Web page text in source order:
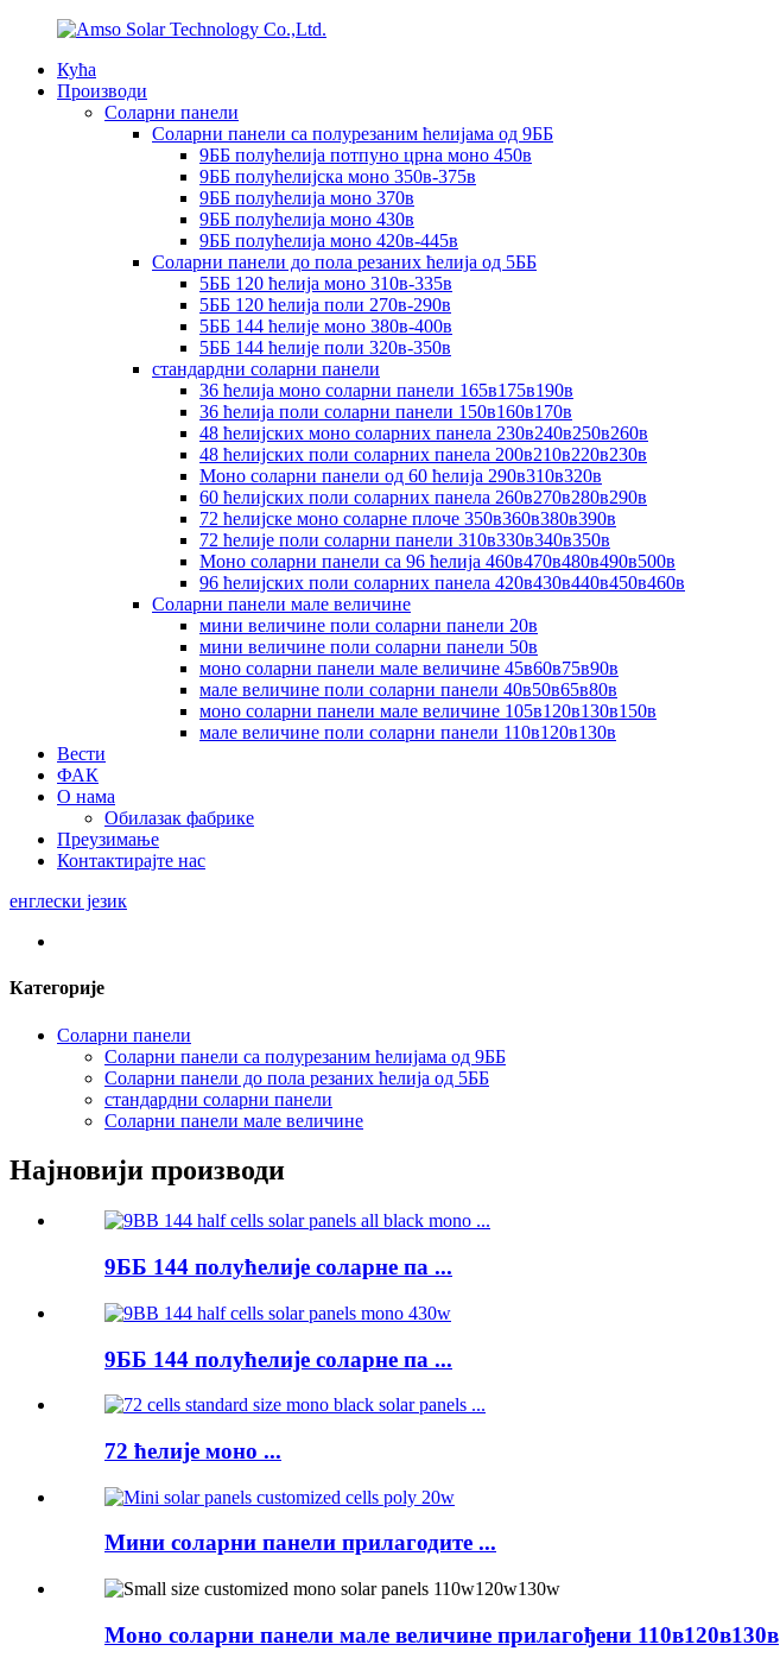
Кућа
Производи
Соларни панели
Соларни панели са полурезаним ћелијама од 9ББ
9ББ полућелија потпуно црна моно 450в
9ББ полућелијска моно 350в-375в
9ББ полућелија моно 370в
9ББ полућелија моно 430в
9ББ полућелија моно 420в-445в
Соларни панели до пола резаних ћелија од 5ББ
5ББ 120 ћелија моно 310в-335в
5ББ 120 ћелија поли 270в-290в
5ББ 144 ћелије моно 380в-400в
5ББ 144 ћелије поли 320в-350в
стандардни соларни панели
36 ћелија моно соларни панели 165в175в190в
36 ћелија поли соларни панели 150в160в170в
48 ћелијских моно соларних панела 230в240в250в260в
48 ћелијских поли соларних панела 200в210в220в230в
Моно соларни панели од 60 ћелија 290в310в320в
60 ћелијских поли соларних панела 260в270в280в290в
72 ћелијске моно соларне плоче 350в360в380в390в
72 ћелије поли соларни панели 310в330в340в350в
Моно соларни панели са 96 ћелија 460в470в480в490в500в
96 ћелијских поли соларних панела 420в430в440в450в460в
Соларни панели мале величине
мини величине поли соларни панели 20в
мини величине поли соларни панели 50в
моно соларни панели мале величине 45в60в75в90в
мале величине поли соларни панели 40в50в65в80в
моно соларни панели мале величине 105в120в130в150в
мале величине поли соларни панели 110в120в130в
Вести
ФАК
О нама
Обилазак фабрике
Преузимање
Контактирајте нас
енглески језик
Категорије
Соларни панели
Соларни панели са полурезаним ћелијама од 9ББ
Соларни панели до пола резаних ћелија од 5ББ
стандардни соларни панели
Соларни панели мале величине
Најновији производи
9ББ 144 полућелије соларне па ...
9ББ 144 полућелије соларне па ...
72 ћелије моно ...
Мини соларни панели прилагодите ...
Моно соларни панели мале величине прилагођени 110в120в130в